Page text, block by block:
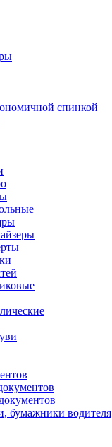
спинкой
бумажники водителя